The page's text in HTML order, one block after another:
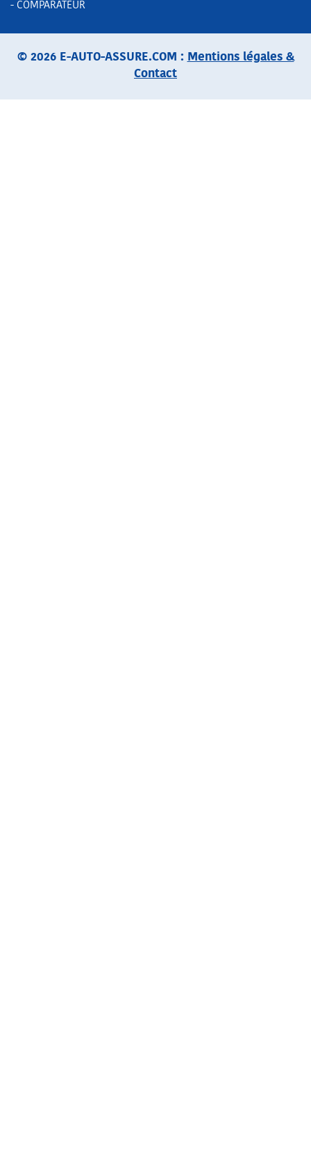
- COMPARATEUR
© 2026 E-AUTO-ASSURE.COM : Mentions légales &
Contact